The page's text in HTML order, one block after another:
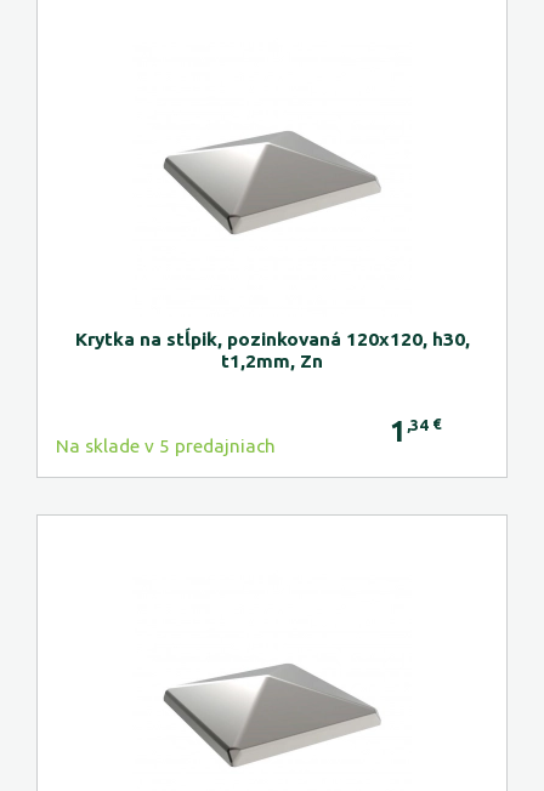
Krytka na stĺpik, pozinkovaná 120x120, h30,
t1,2mm, Zn
Na sklade v 5 predajniach 1 ,34 €